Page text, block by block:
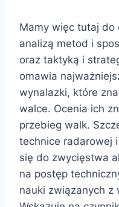
Mamy więc tutaj do
analizą metod i
oraz taktyką i
omawia
wynalazki, które
walce. Ocenia ich
przebieg walk.
technice radarowej
się do zwycięstwa
na postęp
nauki związanych z